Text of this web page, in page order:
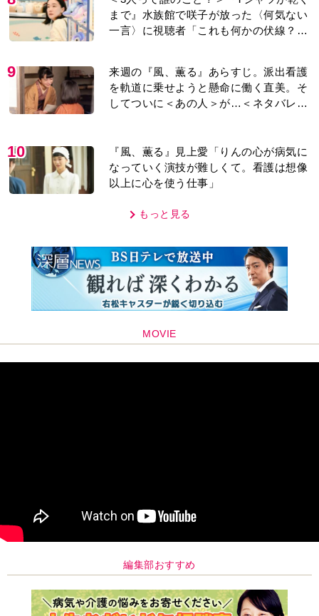
まで』水族館で咲子が放った〈何気ない
一言〉に視聴者「これも何かの伏線？」
9
来週の『風、薫る』あらすじ。派出看護
を軌道に乗せようと懸命に働く直美。そ
してついに＜あの人＞が…＜ネタバレあ
10
『風、薫る』見上愛「りんの心が病気に
なっていく演技が難しくて。看護は想像
以上に心を使う仕事」
もっと見る
MOVIE
編集部おすすめ